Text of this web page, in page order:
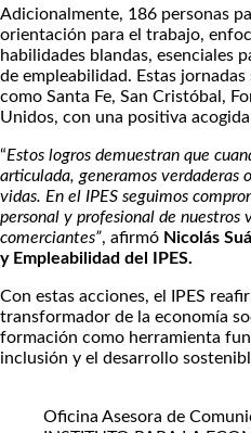
Adicionalmente, 186 personas
orientación para el trabajo,
habilidades blandas, esenciales
de empleabilidad. Estas
como Santa Fe, San Cristóbal,
Unidos, con una positiva
“Estos logros demuestran que
articulada, generamos verdaderas
vidas. En el IPES seguimos
personal y profesional de nuestros
comerciantes”, afirmó Nicolás
y Empleabilidad del IPES.
Con estas acciones, el IPES
transformador de la economía
formación como herramienta
inclusión y el desarrollo
Oficina Asesora de